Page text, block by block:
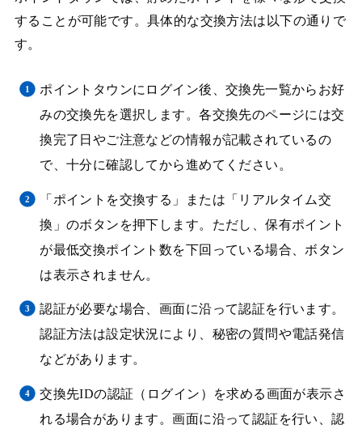
することが可能です。具体的な交換方法は以下の通りで
す。
ポイントタウンにログイン後、交換先一覧からお好
みの交換先を選択します。各交換先のページには交
換完了日やご注意などの情報が記載されているの
で、十分に確認してから進めてください。
「ポイントを交換する」または「リアルタイム交
換」のボタンを押下します。ただし、保有ポイント
が最低交換ポイント数を下回っている場合、ボタン
は表示されません。
認証が必要な場合、画面に沿って認証を行います。
認証方法は設定状況により、秘密の質問や電話発信
などがあります。
交換先IDの認証（ログイン）を求める画面が表示さ
れる場合があります。画面に沿って認証を行い、認